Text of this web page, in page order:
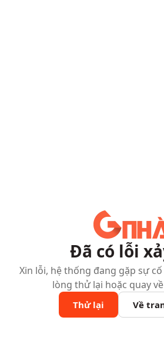
Đã có lỗi
Xin lỗi, hệ thống đang gặp sự
lòng thử lại hoặc quay
Thử lại Về